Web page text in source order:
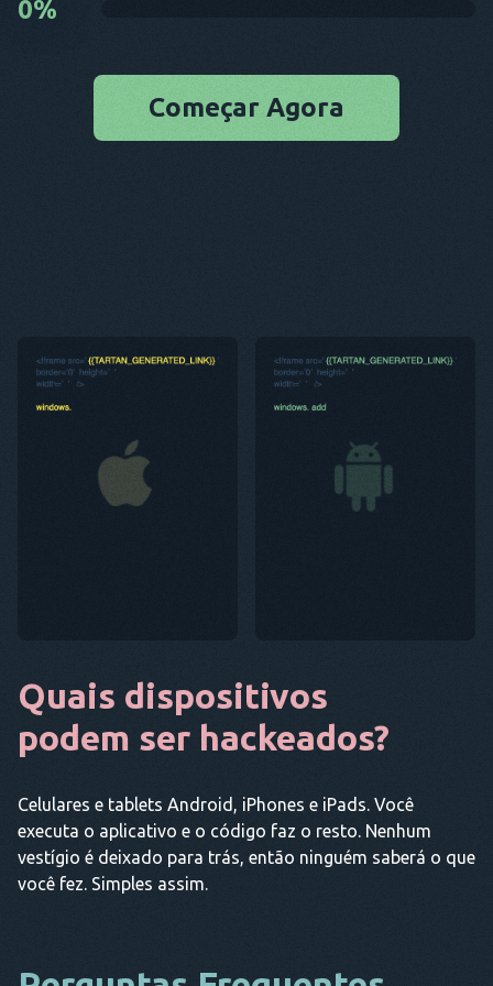
0%
Começar Agora
Quais dispositivos
podem ser hackeados?
Celulares e tablets Android, iPhones e iPads. Você
executa o aplicativo e o código faz o resto. Nenhum
vestígio é deixado para trás, então ninguém saberá o que
você fez. Simples assim.